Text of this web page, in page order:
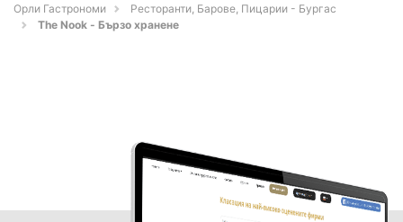
Орли Гастрономи
Ресторанти, Барове, Пицарии - Бургас
The Nook - Бързо хранене